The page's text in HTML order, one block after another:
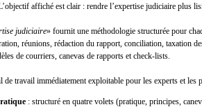
affiché est clair : rendre l’expertise judiciaire plus
judiciaire» fournit une méthodologie structurée pour
réunions, rédaction du rapport, conciliation, taxation
de courriers, canevas de rapports et check-lists.
de travail immédiatement exploitable pour les experts et les
: structuré en quatre volets (pratique, principes,